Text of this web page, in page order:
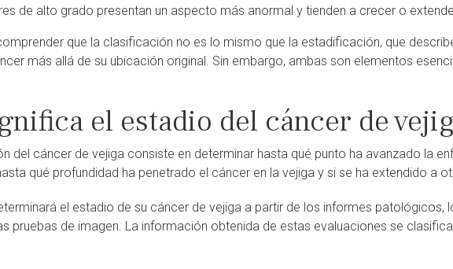
de alto grado presentan un aspecto más anormal y tienden a crecer o
que la clasificación no es lo mismo que la estadificación, que
más allá de su ubicación original. Sin embargo, ambas son elementos
el estadio del cáncer de
del cáncer de vejiga consiste en determinar hasta qué punto ha avanzado la
qué profundidad ha penetrado el cáncer en la vejiga y si se ha extendido a
el estadio de su cáncer de vejiga a partir de los informes patológicos,
pruebas de imagen. La información obtenida de estas evaluaciones se